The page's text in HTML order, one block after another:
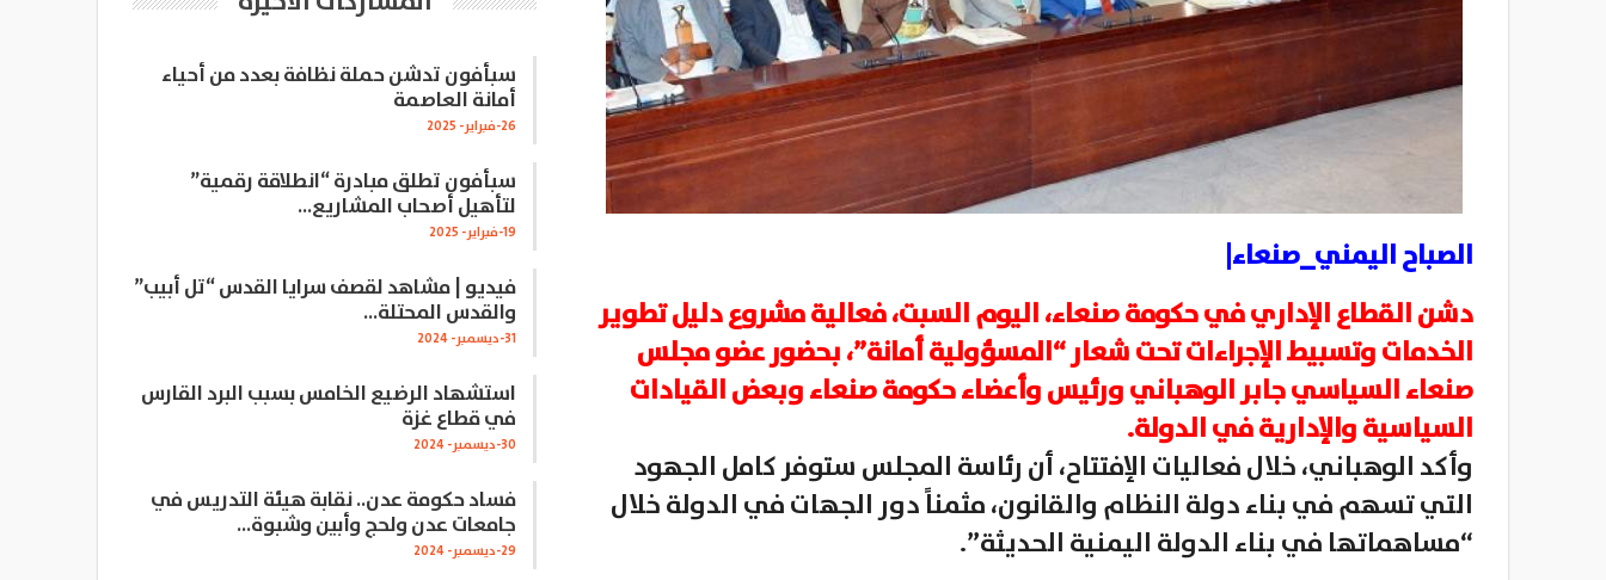
الصباح اليمني_صنعاء|
دشن القطاع الإداري في حكومة صنعاء، اليوم السبت، فعالية مشروع دليل تطوير
الخدمات وتسبيط الإجراءات تحت شعار “المسؤولية أمانة”، بحضور عضو مجلس
صنعاء السياسي جابر الوهباني ورئيس وأعضاء حكومة صنعاء وبعض القيادات
السياسية والإدارية في الدولة.
وأكد الوهباني، خلال فعاليات الإفتتاح، أن رئاسة المجلس ستوفر كامل الجهود
التي تسهم في بناء دولة النظام والقانون، مثمناً دور الجهات في الدولة خلال
“مساهماتها في بناء الدولة اليمنية الحديثة”.
سبأفون تدشن حملة نظافة بعدد من أحياء
أمانة العاصمة
26-فبراير- 2025
سبأفون تطلق مبادرة “انطلاقة رقمية”
لتأهيل أصحاب المشاريع…
19-فبراير- 2025
فيديو | مشاهد لقصف سرايا القدس “تل أبيب”
والقدس المحتلة…
31-ديسمبر- 2024
استشهاد الرضيع الخامس بسبب البرد القارس
في قطاع غزة
30-ديسمبر- 2024
فساد حكومة عدن.. نقابة هيئة التدريس في
جامعات عدن ولحج وأبين وشبوة…
29-ديسمبر- 2024